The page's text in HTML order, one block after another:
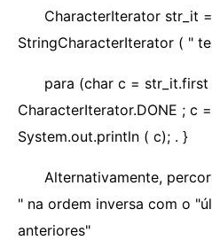
CharacterIterator str_it
StringCharacterIterator ( "
para (char c = str_it.first
CharacterIterator.DONE ; c
System.out.println ( c); . }
Alternativamente,
" na ordem inversa com o
anteriores"